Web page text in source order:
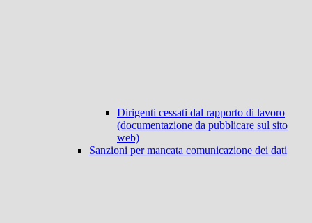
Dirigenti cessati dal rapporto di lavoro
(documentazione da pubblicare sul sito
web)
Sanzioni per mancata comunicazione dei dati